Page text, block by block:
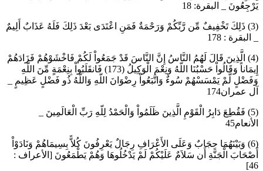
يَرْجِعُونَ _ البقرة: 18
(3) ذَلِكَ تَخْفِيفٌ مِّن رَّبِّكُمْ وَرَحْمَةٌ فَمَنِ اعْتَدَى بَعْدَ ذَلِكَ فَلَهُ عَذَابٌ أَلِيمٌ
_ البقرة : 178
(4) الَّذِينَ قَالَ لَهُمُ النَّاسُ إِنَّ النَّاسَ قَدْ جَمَعُواْ لَكُمْ فَاخْشَوْهُمْ فَزَادَهُمْ
إِيمَاناً وَقَالُواْ حَسْبُنَا اللّهُ وَنِعْمَ الْوَكِيلُ (173) فَانقَلَبُواْ بِنِعْمَةٍ مِّنَ اللّهِ
وَفَضْلٍ لَّمْ يَمْسَسْهُمْ سُوءٌ وَاتَّبَعُواْ رِضْوَانَ اللّهِ وَاللّهُ ذُو فَضْلٍ عَظِيمٍ _
آل عمران174
(5) فَقُطِعَ دَابِرُ الْقَوْمِ الَّذِينَ ظَلَمُواْ وَالْحَمْدُ لِلّهِ رَبِّ الْعَالَمِينَ _
الأنعام45
(6) وَبَيْنَهُمَا حِجَابٌ وَعَلَى الأَعْرَافِ رِجَالٌ يَعْرِفُونَ كُلاًّ بِسِيمَاهُمْ وَنَادَوْاْ
أَصْحَابَ الْجَنَّةِ أَن سَلاَمٌ عَلَيْكُمْ لَمْ يَدْخُلُوهَا وَهُمْ يَطْمَعُونَ [الأعراف :
46]